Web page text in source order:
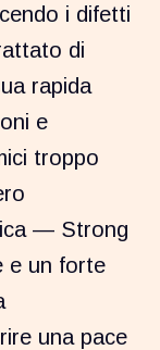
i difetti
di
rapida
e
troppo
— Strong
e un forte
una pace